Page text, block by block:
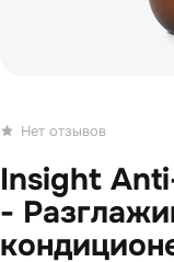
Нет отзывов
Insight
-